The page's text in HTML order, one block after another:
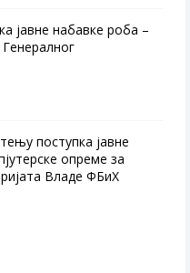
јавне набавке роба –
поступка јавне
опреме за
Владе ФБиХ